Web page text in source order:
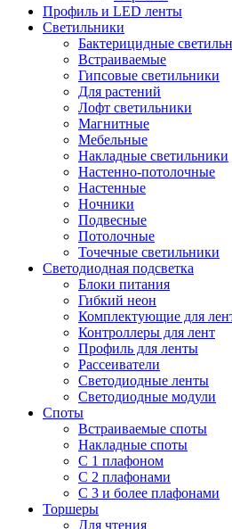
Профиль и LED ленты
Светильники
Бактерицидные
Встраиваемые
Гипсовые светильники
Для растений
Лофт светильники
Магнитные
Мебельные
Накладные светильники
Настенно-потолочные
Настенные
Ночники
Подвесные
Потолочные
Точечные светильники
Светодиодная подсветка
Блоки питания
Гибкий неон
Комплектующие для
Контроллеры для лент
Профиль для ленты
Рассеиватели
Светодиодные ленты
Светодиодные модули
Споты
Встраиваемые споты
Накладные споты
С 1 плафоном
С 2 плафонами
С 3 и более плафонами
Торшеры
Для чтения